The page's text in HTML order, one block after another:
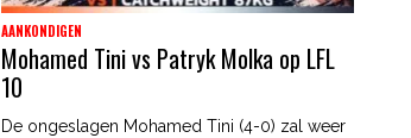
AANKONDIGEN
Mohamed Tini vs Patryk Molka op LFL
10
De ongeslagen Mohamed Tini (4-0) zal weer